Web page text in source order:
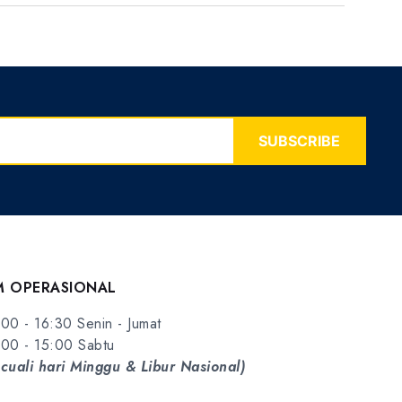
SUBSCRIBE
OPERASIONAL
- 16:30 Senin - Jumat
- 15:00 Sabtu
hari Minggu & Libur Nasional)